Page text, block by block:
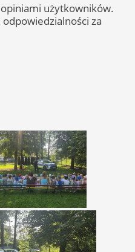
użytkowników.
za